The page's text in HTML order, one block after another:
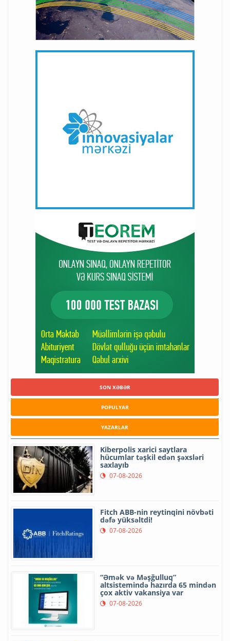
SON XƏBƏR
POPULYAR
YAZARLAR
Kiberpolis xarici saytlara
hücumlar təşkil edən şəxsləri
saxlayıb
07-08-2026
Fitch ABB-nin reytinqini növbəti
dəfə yüksəltdi!
07-08-2026
“Əmək və Məşğulluq”
altsistemində hazırda 65 mindən
çox aktiv vakansiya var
07-08-2026